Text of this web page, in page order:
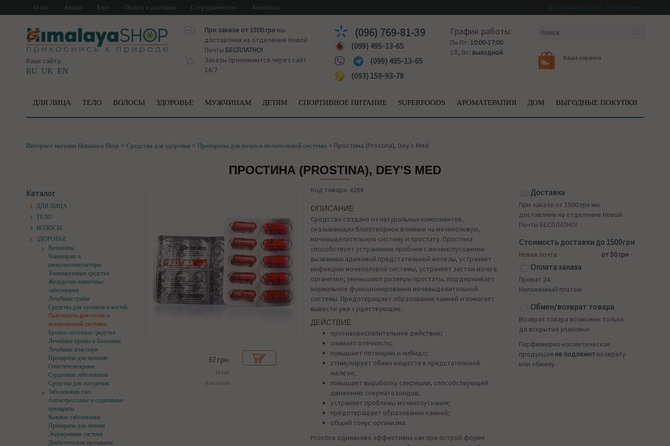
О нас Акции Блог Оплата и доставка Сотрудничество Контакты
Язык сайта:
RU UK EN
При заказе от 1500 грнмы
доставляем на отделение Новой
Почты БЕСПЛАТНО!
Заказы принимаются через сайт
24/7
(096) 769-81-39
(099) 495-13-65
(099) 495-13-65
(093) 159-93-78
График работы:
Пн-Пт: 10:00-17:00
Сб, Вс: выходной
Ваша корзина
ДЛЯ ЛИЦА ТЕЛО ВОЛОСЫ ЗДОРОВЬЕ МУЖЧИНАМ ДЕТЯМ СПОРТИВНОЕ ПИТАНИЕ SUPERFOODS АРОМАТЕРАПИЯ ДОМ ВЫГОДНЫЕ ПОКУПКИ
Интернет магазин Himalaya Shop > Средства для здоровья > Препараты для почек и мочеполовой системы > Простина (Prostina), Dey's Med
ПРОСТИНА (PROSTINA), DEY'S MED
Каталог
ДЛЯ ЛИЦА
ТЕЛО
ВОЛОСЫ
ЗДОРОВЬЕ
Витамины
Чаванпраш и
иммуностимуляторы
Тонизирующие средства
Желудочно-кишечные
заболевания
Лечебные грибы
Средства для суставов и костей
Препараты для почек и
мочеполовой системы
Бронхо-легочные средства
Лечебные кремы и бальзамы
Лечебные пластыри
Препараты для женщин
Очистители крови
Сердечные заболевания
Средства для похудения
Заболевания глаз
Антистрессовые и седативные
препараты
Кожные заболевания
Препараты для печени
Эндокринная система
Диабетические препараты
67грн.
10 таб.
В наличии
Код товара: 4264
ОПИСАНИЕ
Средство создано из натуральных компонентов,
оказывающих благотворное влияние на мочеполовую,
мочевыделительную систему и простату. Простина
способствует устранению проблем с мочеиспусканием
вызванных аденомой предстательной железы, устраняет
инфекцию мочеполовой системы, устраняет застои мочи в
организме, уменьшают размеры простаты, поддерживает
нормальное функционирование мочевыделительной
системы. Предотвращает образование камней и помогает
вывести уже существующие.
ДЕЙСТВИЕ
противовоспалительное действие;
снимает отёчность;
повышает потенцию и либидо;
стимулирует обмен веществ в предстательной
железе;
повышает выработку секреции, способствующей
движению сперматозоидов;
устраняет проблемы мочеиспускания;
предотвращает образование камней;
общий тонус организма.
Prostina одинаково эффективна как при острой форме
Доставка
При заказе от 1500 грн мы
доставляем на отделение Новой
Почты БЕСПЛАТНО!
Стоимость доставки до 1500грн
Новая почта от 50 грн
Оплата заказа
Приват 24
Наложенный платеж
Обмен/возврат товара
Возврат товара возможен только
до вскрытия упаковки
Парфюмерно-косметическая
продукция не подлежит возврату
или обмену